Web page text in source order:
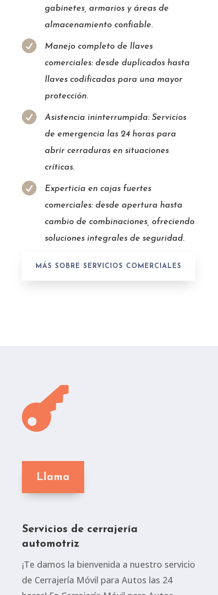
gabinetes, armarios y áreas de
almacenamiento confiable.

Manejo completo de llaves
comerciales: desde duplicados hasta
llaves codificadas para una mayor
protección.

Asistencia ininterrumpida: Servicios
de emergencia las 24 horas para
abrir cerraduras en situaciones
críticas.

Experticia en cajas fuertes
comerciales: desde apertura hasta
cambio de combinaciones, ofreciendo
soluciones integrales de seguridad.
MÁS SOBRE SERVICIOS COMERCIALES

Llama
Servicios de cerrajería
automotriz
¡Te damos la bienvenida a nuestro servicio
de Cerrajería Móvil para Autos las 24